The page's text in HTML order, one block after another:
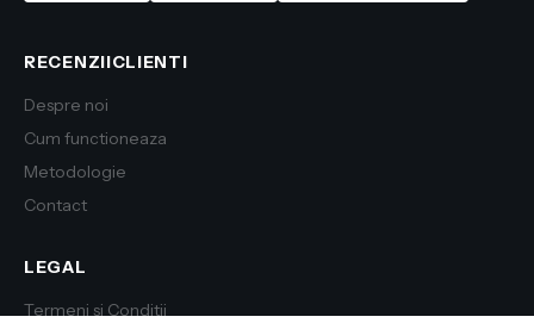
RECENZIICLIENTI
Despre noi
Cum functioneaza
Metodologie
Contact
LEGAL
Termeni si Conditii